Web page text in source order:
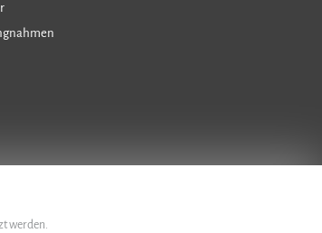
werden.